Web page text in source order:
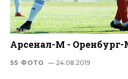
Арсенал-М -
55 ФОТО — 24.08.2019